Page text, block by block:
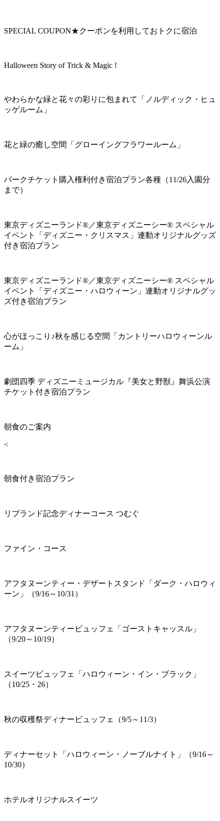
SPECIAL COUPON★クーポンを利用しておトクに宿泊
Halloween Story of Trick & Magic !
やわらかな緑と花々の彩りに包まれて「ノルディック・ヒュ
ッゲルーム」
花と緑の癒し空間「グローイングフラワールーム」
パークチケット購入権利付き宿泊プラン各種（11/26入園分
まで）
東京ディズニーランド®／東京ディズニーシー® スペシャル
イベント「ディズニー・クリスマス」連動オリジナルグッズ
付き宿泊プラン
東京ディズニーランド®／東京ディズニーシー® スペシャル
イベント「ディズニー・ハロウィーン」連動オリジナルグッ
ズ付き宿泊プラン
心がほっこり♪秋を感じる空間「カントリーハロウィーンル
ーム」
劇団四季 ディズニーミュージカル『美女と野獣』舞浜公演
チケット付き宿泊プラン
朝食のご案内
<
朝食付き宿泊プラン
リブランド記念ディナーコース つむぐ
ファイン・コース
アフタヌーンティー・デザートスタンド「ダーク・ハロウィ
ーン」（9/16～10/31）
アフタヌーンティービュッフェ「ゴーストキャッスル」
（9/20～10/19）
スイーツビュッフェ「ハロウィーン・イン・ブラック」
（10/25・26）
秋の収穫祭ディナービュッフェ（9/5～11/3）
ディナーセット「ハロウィーン・ノーブルナイト」（9/16～
10/30）
ホテルオリジナルスイーツ